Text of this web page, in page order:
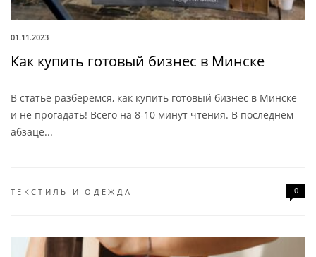
01.11.2023
Как купить готовый бизнес в Минске
В статье разберёмся, как купить готовый бизнес в Минске
и не прогадать! Всего на 8-10 минут чтения. В последнем
абзаце...
ТЕКСТИЛЬ И ОДЕЖДА 0